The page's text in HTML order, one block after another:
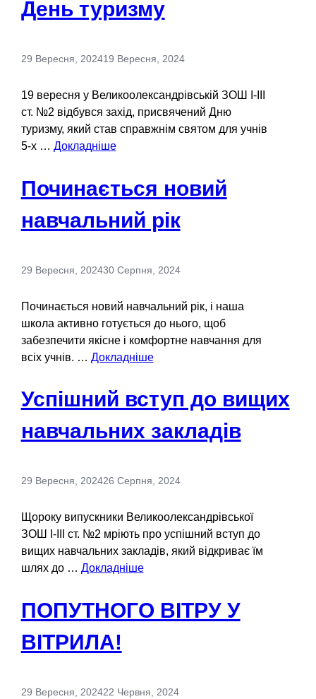
День туризму
29 Вересня, 202419 Вересня, 2024
19 вересня у Великоолександрівській ЗОШ І-ІІІ
ст. №2 відбувся захід, присвячений Дню
туризму, який став справжнім святом для учнів
5-х … Докладніше
Починається новий
навчальний рік
29 Вересня, 202430 Серпня, 2024
Починається новий навчальний рік, і наша
школа активно готується до нього, щоб
забезпечити якісне і комфортне навчання для
всіх учнів. … Докладніше
Успішний вступ до вищих
навчальних закладів
29 Вересня, 202426 Серпня, 2024
Щороку випускники Великоолександрівської
ЗОШ І-ІІІ ст. №2 мріють про успішний вступ до
вищих навчальних закладів, який відкриває їм
шлях до … Докладніше
ПОПУТНОГО ВІТРУ У
ВІТРИЛА!
29 Вересня, 202422 Червня, 2024